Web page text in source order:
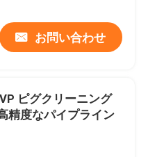
お問い合わせ
ピグクリーニング
精度なパイプライン